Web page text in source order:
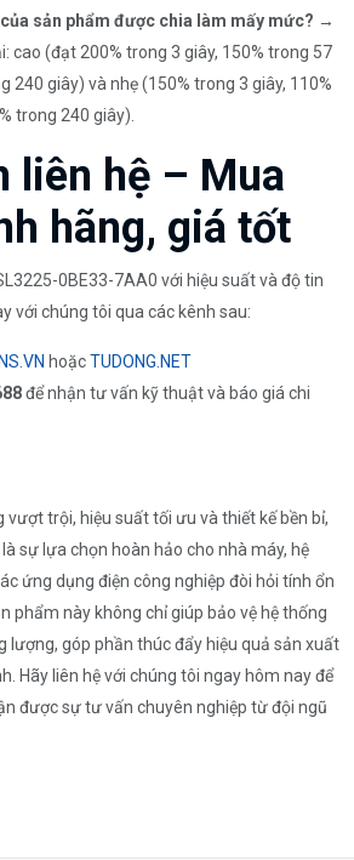
sản phẩm được chia làm mấy mức? →
cao (đạt 200% trong 3 giây, 150% trong 57
240 giây) và nhẹ (150% trong 3 giây, 110%
trong 240 giây).
liên hệ – Mua
hãng, giá tốt
0BE33-7AA0 với hiệu suất và độ tin
với chúng tôi qua các kênh sau:
hoặcTUDONG.NET
để nhận tư vấn kỹ thuật và báo giá chi
vượt trội, hiệu suất tối ưu và thiết kế bền bỉ,
sự lựa chọn hoàn hảo cho nhà máy, hệ
ứng dụng điện công nghiệp đòi hỏi tính ổn
phẩm này không chỉ giúp bảo vệ hệ thống
lượng, góp phần thúc đẩy hiệu quả sản xuất
Hãy liên hệ với chúng tôi ngay hôm nay để
được sự tư vấn chuyên nghiệp từ đội ngũ